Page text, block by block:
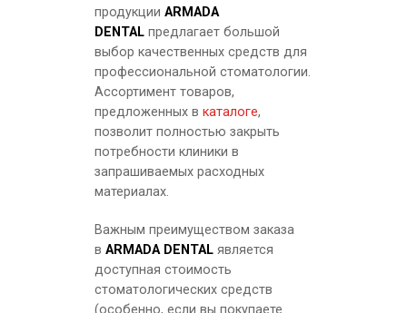
Dynamic Plus Refill А3 - микрогибридный
ХИТ ПРОДАЖ
продукции ARMADA
DENTALпредлагает большой
выбор качественных средств для
профессиональной стоматологии.
Ассортимент товаров,
предложенных в каталоге,
позволит полностью закрыть
потребности клиники в
запрашиваемых расходных
материалах.
Важным преимуществом заказа
в ARMADA DENTALявляется
доступная стоимость
стоматологических средств